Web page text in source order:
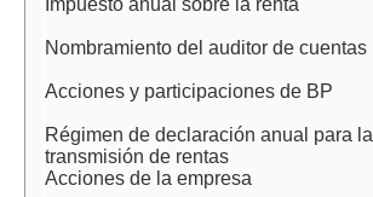
Impuesto anual sobre la renta
Nombramiento del auditor de cuentas
Acciones y participaciones de BP
Régimen de declaración anual para la
transmisión de rentas
Acciones de la empresa